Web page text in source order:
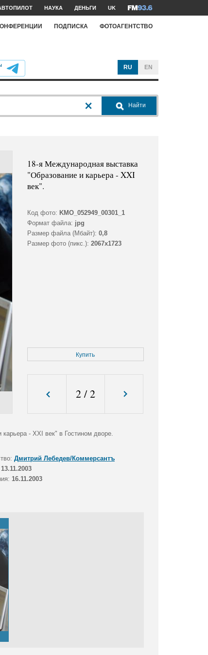
НАУКА ДЕНЬГИ UK
ПОДПИСКА ФОТОАГЕНТСТВО
RU EN
Найти
18-я Международная выставка
"Образование и карьера - XXI
век".
Код фото: KMO_052949_00301_1
Формат файла: jpg
Размер файла (Мбайт): 0,8
Размер фото (пикс.): 2067x1723
Купить
2/2
- XXI век" в Гостином дворе.
Дмитрий Лебедев/Коммерсантъ
13.11.2003
16.11.2003